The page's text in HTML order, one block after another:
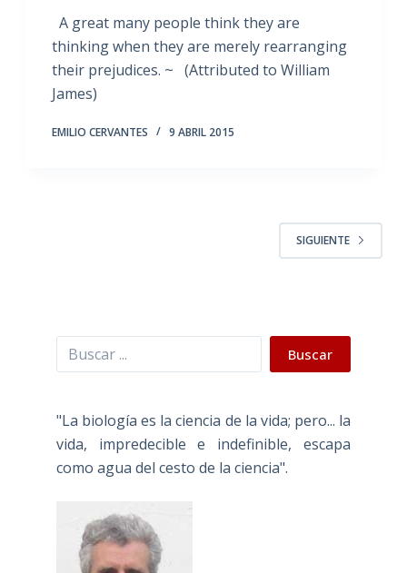
A great many people think they are
thinking when they are merely rearranging
their prejudices. ~ (Attributed to William
James)
EMILIO CERVANTES 9 ABRIL 2015
SIGUIENTE
Buscar Buscar
"La biología es la ciencia de la vida; pero... la
vida, impredecible e indefinible, escapa
como agua del cesto de la ciencia".